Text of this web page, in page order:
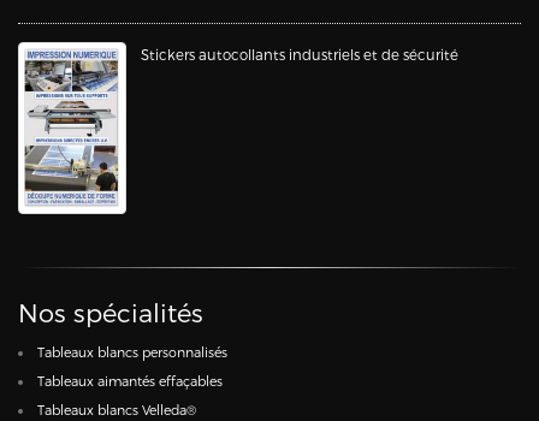
Stickers autocollants industriels et de sécurité
Nos spécialités
Tableaux blancs personnalisés
Tableaux aimantés effaçables
Tableaux blancs Velleda®